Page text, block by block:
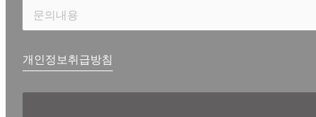
개인정보취급방침